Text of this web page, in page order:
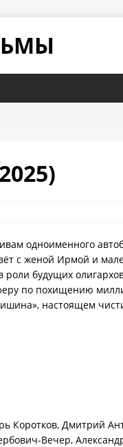
одноименного
с женой Ирмой и
будущих
по похищению
настоящем
Дмитрий
Вечер,